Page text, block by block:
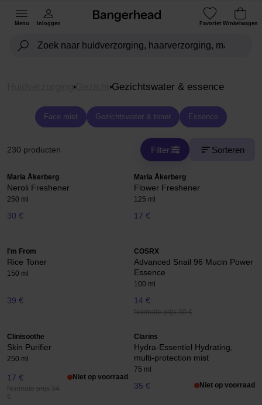
Menu Inloggen Favoriet Winkelwagen
Gezicht Gezichtswater & essence
Face mist Gezichtswater & toner Essence
230 producten Filter Sorteren
Maria Åkerberg
Neroli Freshener
250 ml
30 €
Maria Åkerberg
Flower Freshener
125 ml
17 €
I'm From
Rice Toner
150 ml
39 €
COSRX
Advanced Snail 96 Mucin Power
Essence
100 ml
14 €
Normale prijs 30 €
Clinisoothe
Skin Purifier
250 ml
17 €
Normale prijs 34
€
Niet op voorraad
Clarins
Hydra-Essentiel Hydrating,
multi-protection mist
75 ml
35 € Niet op voorraad